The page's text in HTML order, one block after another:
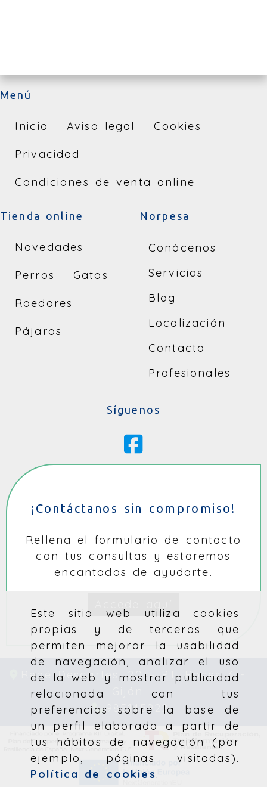
Este sitio web utiliza cookies
propias y de terceros que
permiten mejorar la usabilidad
de navegación, analizar el uso
de la web y mostrar publicidad
relacionada con tus
preferencias sobre la base de
un perfil elaborado a partir de
tus hábitos de navegación (por
ejemplo, páginas visitadas).
Política de cookies.
Menú
Inicio Aviso legal Cookies
Privacidad
Condiciones de venta online
Tienda online
Novedades
Perros Gatos
Roedores
Pájaros
Norpesa
Conócenos
Servicios
Blog
Localización
Contacto
Profesionales
Síguenos
¡Contáctanos sin compromiso!
Rellena el formulario de contacto
con tus consultas y estaremos
encantados de ayudarte.
René Descartes, 20 – P.I. Roces 3 -
985145922